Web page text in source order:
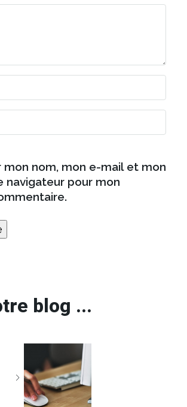
mon nom, mon e-mail et mon
navigateur pour mon
blog ...